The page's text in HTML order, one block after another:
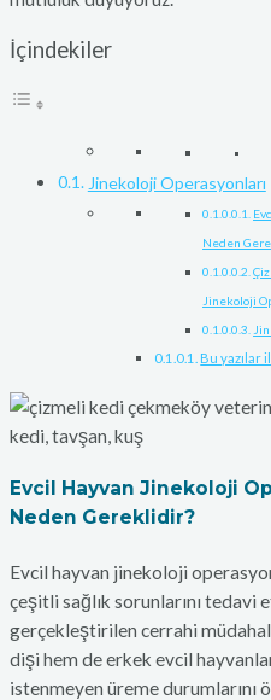
İçindekiler
Jinekoloji Operasyonları
Neden
Jinekoloji
Bu yazılar
Evcil Hayvan Jinekoloji
Neden Gereklidir?
Evcil hayvan jinekoloji
çeşitli sağlık sorunlarını tedavi
gerçekleştirilen cerrahi
dişi hem de erkek evcil
istenmeyen üreme durumlarını